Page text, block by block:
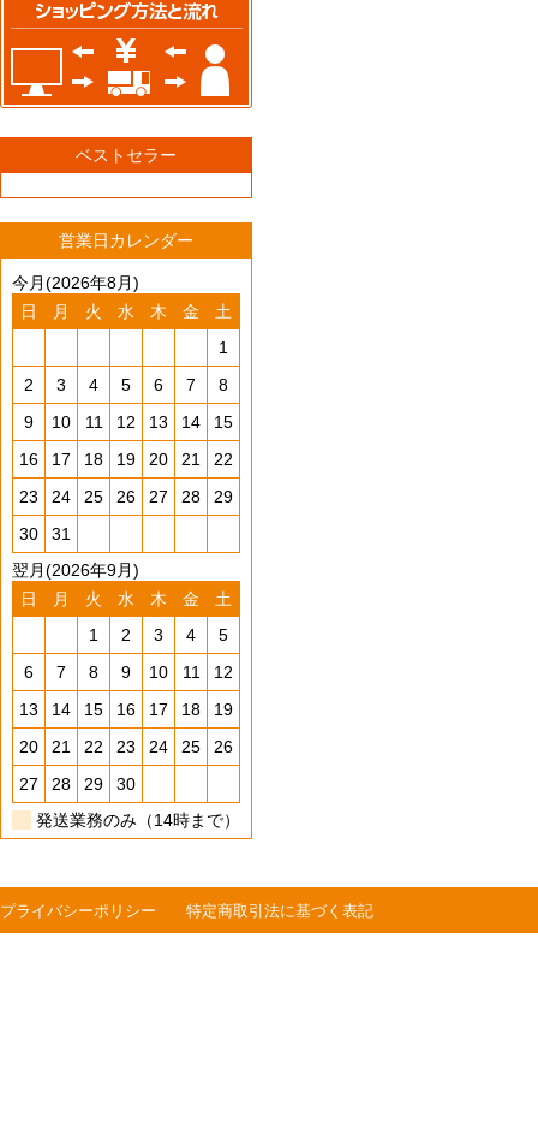
ベストセラー
営業日カレンダー
今月(2026年8月)
日
月 火 水 木 金
土
1
2
3 4 5 6 7
8
9
10 11 12 13 14
15
16
17 18 19 20 21
22
23
24 25 26 27 28
29
30
31
翌月(2026年9月)
日
月 火 水 木 金
土
1
2 3 4
5
6
7 8 9 10 11
12
13
14 15 16 17 18
19
20
21 22 23 24 25
26
27
28 29
30
発送業務のみ（14時まで）
プライバシーポリシー 特定商取引法に基づく表記